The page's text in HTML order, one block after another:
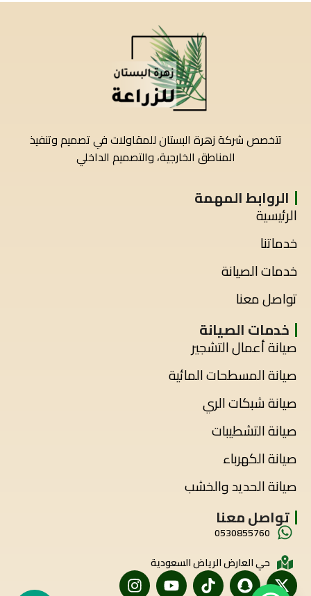
تتخصص شركة زهرة البستان للمقاولات في تصميم وتنفيذ
المناطق الخارجية، والتصميم الداخلي
الروابط المهمة
الرئيسية
خدماتنا
خدمات الصيانة
تواصل معنا
خدمات الصيانة
صيانة أعمال التشجير
صيانة المسطحات المائية
صيانة شبكات الري
صيانة التشطيبات
صيانة الكهرباء
صيانة الحديد والخشب
تواصل معنا
0530855760
حي العارض الرياض السعودية